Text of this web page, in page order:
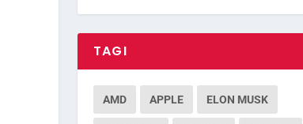
TAGI
AMD APPLE ELON MUSK